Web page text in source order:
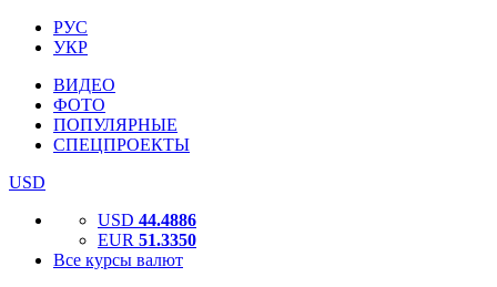
РУС
УКР
ВИДЕО
ФОТО
ПОПУЛЯРНЫЕ
СПЕЦПРОЕКТЫ
USD
USD 44.4886
EUR 51.3350
Все курсы валют